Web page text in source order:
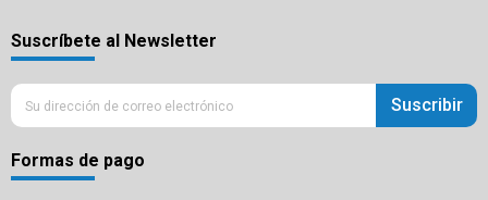
Suscríbete al Newsletter
Suscribir
Formas de pago